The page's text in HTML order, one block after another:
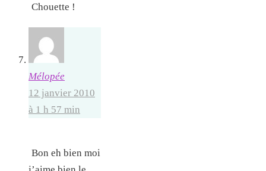
Chouette !
Mélopée
12 janvier 2010
à 1 h 57 min
Bon eh bien moi